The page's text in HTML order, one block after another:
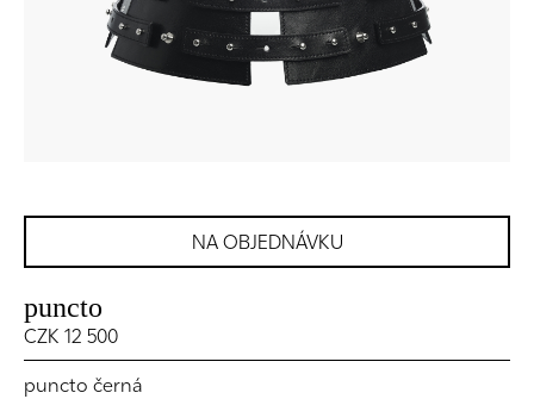
NA OBJEDNÁVKU
puncto
CZK 12 500
puncto černá